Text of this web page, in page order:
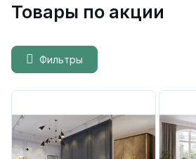
Товары по акции
Фильтры